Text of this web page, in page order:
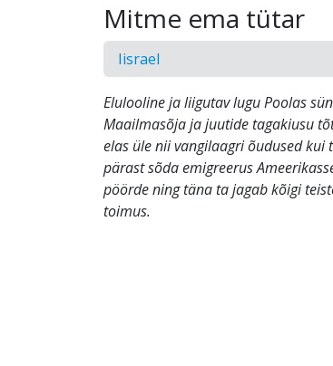
Mitme ema tütar
Iisrael
Elulooline ja liigutav lugu Poolas
Maailmasõja ja juutide tagakiusu
elas üle nii vangilaagri õudused kui
pärast sõda emigreerus
pöörde ning täna ta jagab kõigi
toimus.